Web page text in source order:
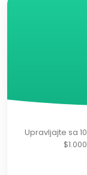
Upravljajte sa